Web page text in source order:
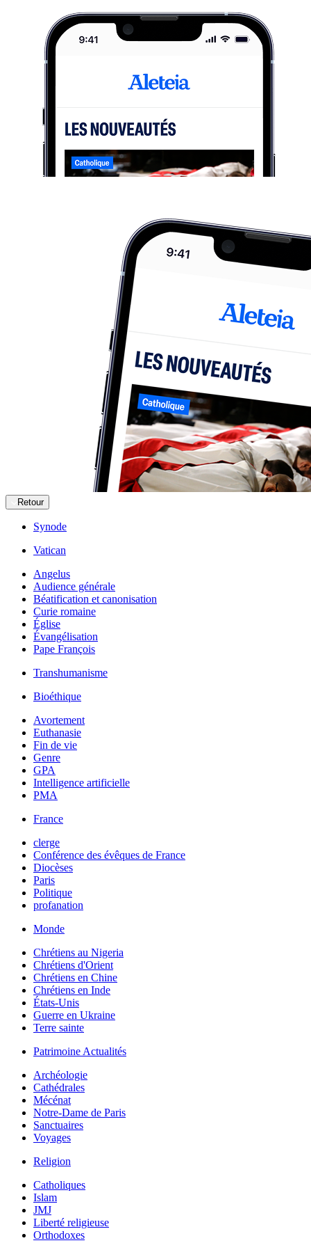
Retour
Synode
Vatican
Angelus
Audience générale
Béatification et canonisation
Curie romaine
Église
Évangélisation
Pape François
Transhumanisme
Bioéthique
Avortement
Euthanasie
Fin de vie
Genre
GPA
Intelligence artificielle
PMA
France
clerge
Conférence des évêques de France
Diocèses
Paris
Politique
profanation
Monde
Chrétiens au Nigeria
Chrétiens d'Orient
Chrétiens en Chine
Chrétiens en Inde
États-Unis
Guerre en Ukraine
Terre sainte
Patrimoine Actualités
Archéologie
Cathédrales
Mécénat
Notre-Dame de Paris
Sanctuaires
Voyages
Religion
Catholiques
Islam
JMJ
Liberté religieuse
Orthodoxes